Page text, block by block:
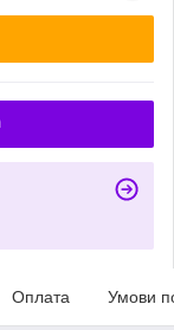
Оплата Умови